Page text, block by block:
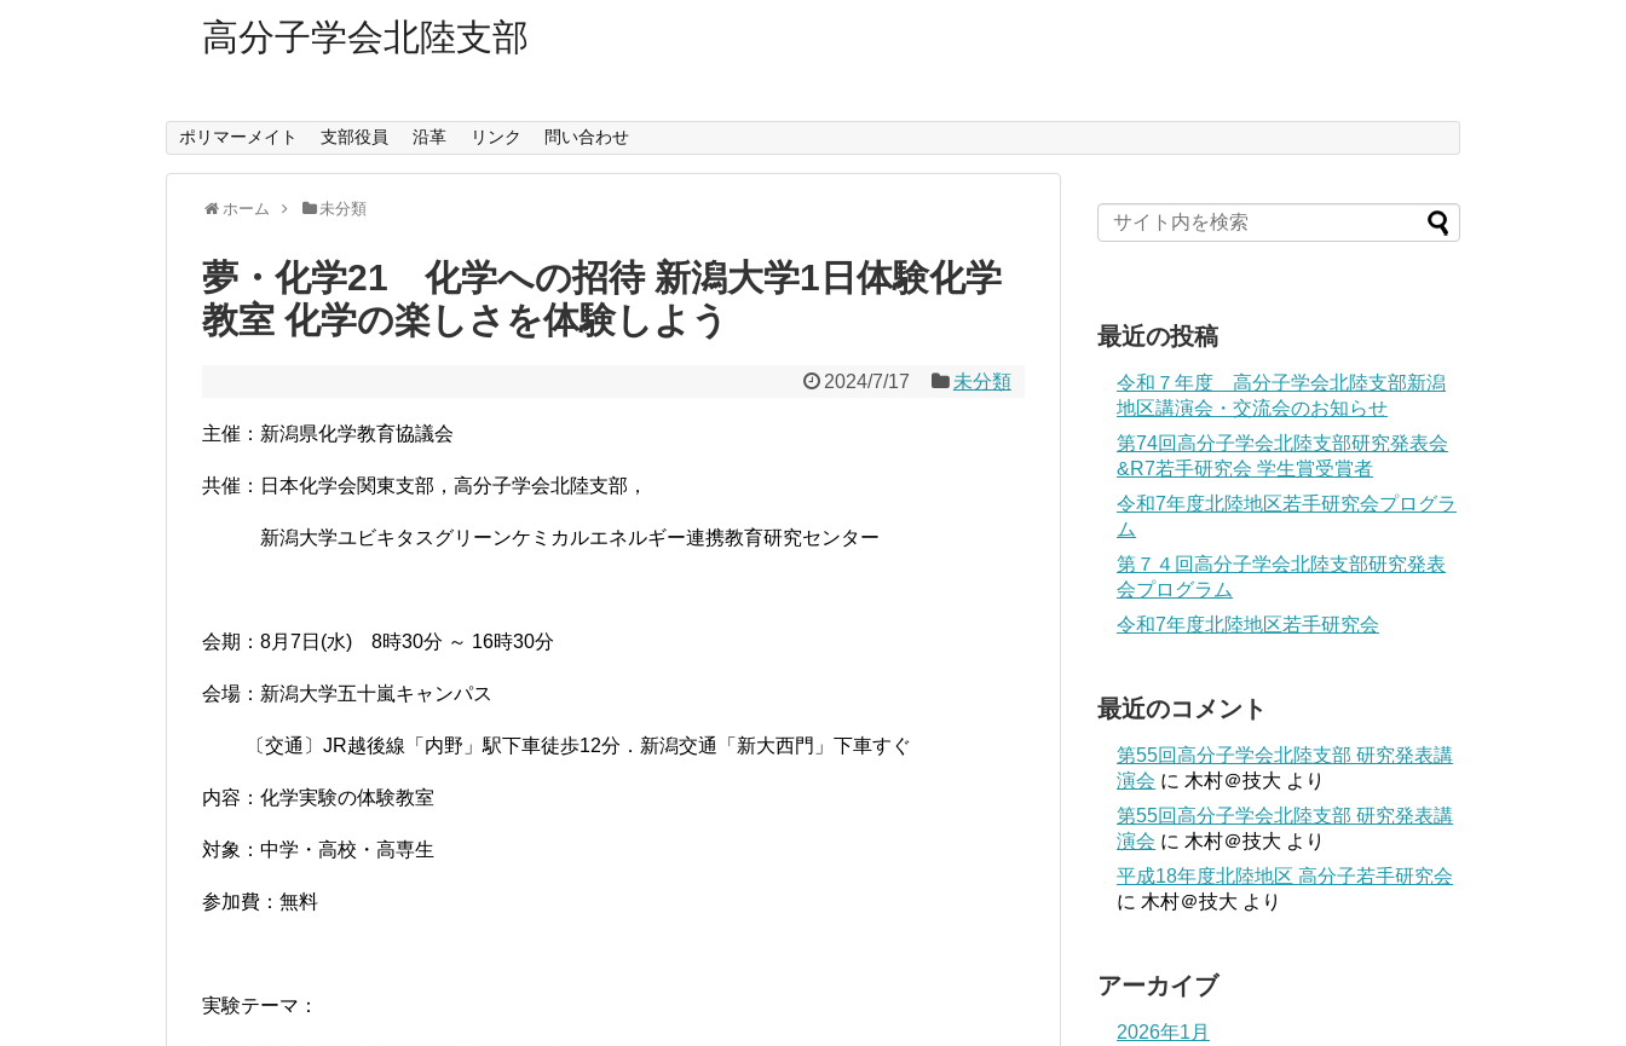
高分子学会北陸支部
ポリマーメイト 支部役員 沿革 リンク 問い合わせ
ホーム 未分類
夢・化学21 化学への招待 新潟大学1日体験化学
教室 化学の楽しさを体験しよう
2024/7/17 未分類
主催：新潟県化学教育協議会
共催：日本化学会関東支部，高分子学会北陸支部，
新潟大学ユビキタスグリーンケミカルエネルギー連携教育研究センター
会期： 8月 7日 (水) 8時30分 ～ 16時30分
会場：新潟大学五十嵐キャンパス
〔交通〕 JR越後線「内野」駅下車徒歩12分．新潟交通「新大西門」下車すぐ
内容：化学実験の体験教室
対象：中学・高校・高専生
参加費：無料
実験テーマ：
最近の投稿
令和７年度 高分子学会北陸支部新潟
地区講演会・交流会のお知らせ
第74回高分子学会北陸支部研究発表会
&R7若手研究会 学生賞受賞者
令和7年度北陸地区若手研究会プログラ
ム
第７４回高分子学会北陸支部研究発表
会プログラム
令和7年度北陸地区若手研究会
最近のコメント
第55回高分子学会北陸支部 研究発表講
演会 に 木村＠技大 より
第55回高分子学会北陸支部 研究発表講
演会 に 木村＠技大 より
平成18年度北陸地区 高分子若手研究会
に 木村＠技大 より
アーカイブ
2026年1月